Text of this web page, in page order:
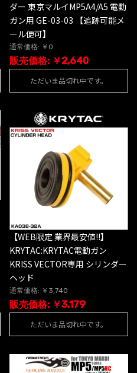
ダー 東京マルイMP5A4/A5 電動
ガン用 GE-03-03 【追跡可能メ
ール便可】
通常価格: ￥0
販売価格: ￥2,640
ただいま品切れ中です。
【WEB限定 業界最安値!!】
KRYTAC:KRYTAC電動ガン
KRISS VECTOR専用 シリンダー
ヘッド
通常価格: ￥3,740
販売価格: ￥3,179
ただいま品切れ中です。